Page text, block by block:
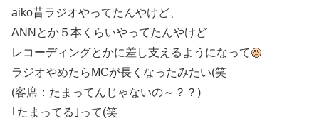
aiko昔ラジオやってたんやけど、
ANNとか５本くらいやってたんやけど
レコーディングとかに差し支えるようになって
ラジオやめたらMCが長くなったみたい(笑
(客席：たまってんじゃないの～？？)
｢たまってる｣って(笑